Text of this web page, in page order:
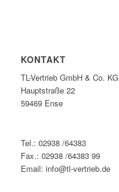
KONTAKT
TL-Vertrieb GmbH & Co. KG
Hauptstraße 22
59469 Ense
Tel.: 02938 /64383
Fax.: 02938 /64383 99
Email: info@tl-vertrieb.de